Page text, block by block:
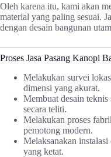
Oleh karena itu, kami akan
material yang paling sesuai.
dengan desain bangunan
Proses Jasa Pasang Kanopi
Melakukan survei
dimensi yang akurat.
Membuat desain teknis
secara teliti.
Melakukan proses
pemotong modern.
Melaksanakan
yang ketat.